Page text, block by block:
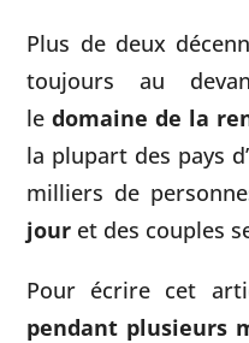
Plus de deux
toujours au
ledomaine de la
la plupart des pays
milliers de
jour et des couples
Pour écrire cet
pendant plusieurs